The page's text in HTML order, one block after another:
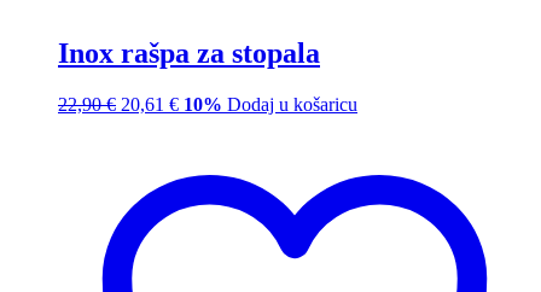
Inox rašpa za stopala
22,90€ 20,61 € 10% Dodaj u košaricu